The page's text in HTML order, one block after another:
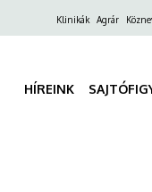
FelsőKlinikák Agrár
HÍREINK